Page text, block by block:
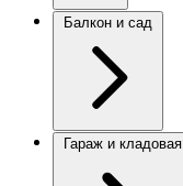
Балкон и сад
Гараж и кладовая